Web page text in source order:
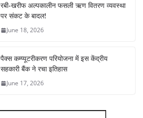
रबी-खरीफ अल्पकालीन फसली ऋण वितरण व्यवस्था
पर संकट के बादल!
June 18, 2026
पैक्स कम्प्यूटरीकरण परियोजना में इस केंद्रीय
सहकारी बैंक ने रचा इतिहास
June 17, 2026